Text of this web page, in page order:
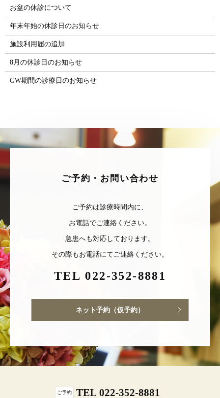
お盆の休診について
年末年始の休診日のお知らせ
施設利用届の追加
8月の休診日のお知らせ
GW期間の診療日のお知らせ
ご予約・お問い合わせ
ご予約は診療時間内に、
お電話でご連絡ください。
急患へも対応しております。
その際もお電話にてご連絡ください。
TEL 022-352-8881
ネット予約（仮予約）
ご予約 TEL 022-352-8881